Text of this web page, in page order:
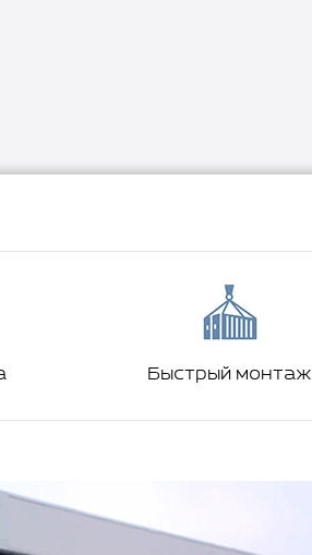
Быстрый монтаж